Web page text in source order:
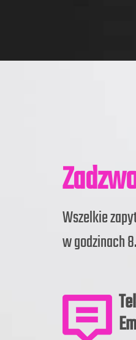
Wszelkie
w godzinach